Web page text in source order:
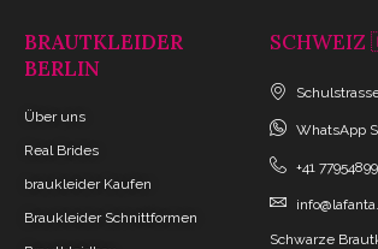
BRAUTKLEIDER
BERLIN
Über uns
Real Brides
braukleider Kaufen
Braukleider Schnittformen
WhatsApp
+41
Schwarze